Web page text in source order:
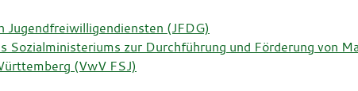
Jugendfreiwilligendiensten (JFDG)
Sozialministeriums zur Durchführung und Förderung von
(VwV FSJ)